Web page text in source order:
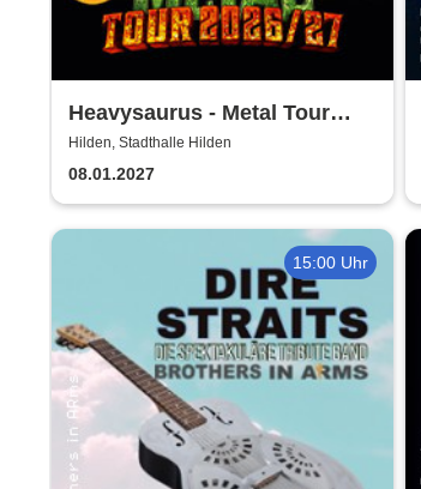
Heavysaurus - Metal Tour
2026/27
Hilden, Stadthalle Hilden
08.01.2027
15:00 Uhr